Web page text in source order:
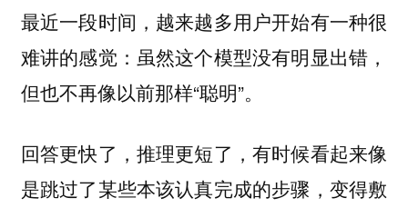
最近一段时间，越来越多用户开始有一种很
难讲的感觉：虽然这个模型没有明显出错，
但也不再像以前那样“聪明”。
回答更快了，推理更短了，有时候看起来像
是跳过了某些本该认真完成的步骤，变得敷